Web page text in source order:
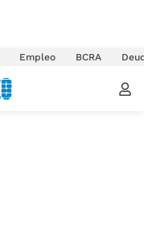
Empleo BCRA